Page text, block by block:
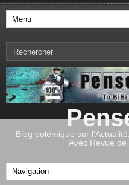
Blog polémique sur
Avec Revue de